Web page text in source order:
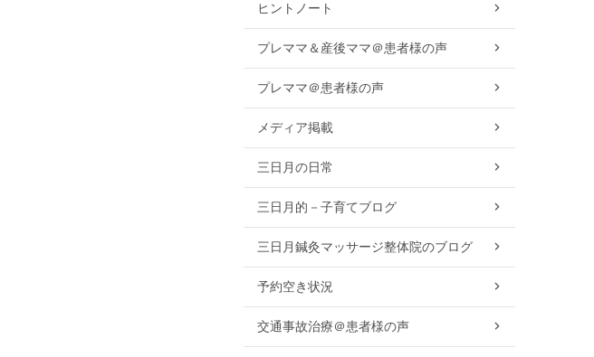
ヒントノート
プレママ＆産後ママ＠患者様の声
プレママ＠患者様の声
メディア掲載
三日月の日常
三日月的－子育てブログ
三日月鍼灸マッサージ整体院のブログ
予約空き状況
交通事故治療＠患者様の声